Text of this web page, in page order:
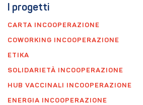
I progetti
CARTA INCOOPERAZIONE
COWORKING INCOOPERAZIONE
ETIKA
SOLIDARIETÀ INCOOPERAZIONE
HUB VACCINALI INCOOPERAZIONE
ENERGIA INCOOPERAZIONE